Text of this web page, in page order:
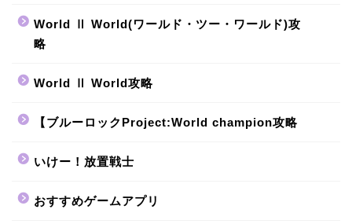
World Ⅱ World(ワールド・ツー・ワールド)攻
略
World Ⅱ World攻略
【ブルーロックProject:World champion攻略
いけー！放置戦士
おすすめゲームアプリ